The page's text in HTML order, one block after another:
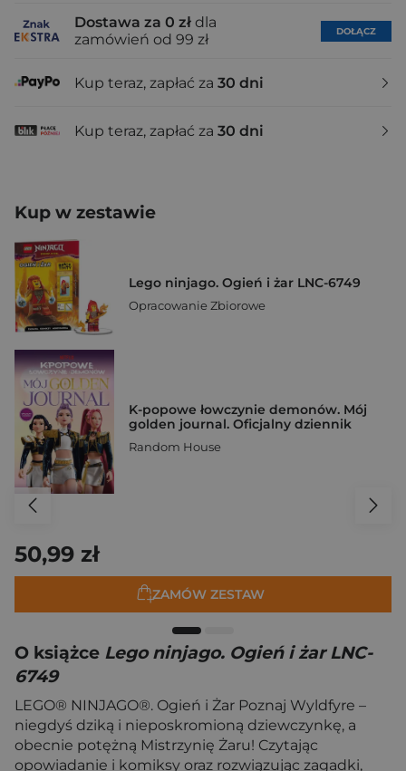
Dostawa za 0 zł dla
zamówień od 99 zł
DOŁĄCZ
Kup teraz, zapłać za 30 dni
Kup teraz, zapłać za 30 dni
Kup w zestawie
Lego ninjago. Ogień i żar LNC-6749
Opracowanie Zbiorowe
K-popowe łowczynie demonów. Mój
golden journal. Oficjalny dziennik
Random House
50,99 zł
ZAMÓW ZESTAW
O książce Lego ninjago. Ogień i żar LNC-
6749
LEGO® NINJAGO®. Ogień i Żar Poznaj Wyldfyre –
niegdyś dziką i nieposkromioną dziewczynkę, a
obecnie potężną Mistrzynię Żaru! Czytając
opowiadanie i komiksy oraz rozwiązując zagadki,